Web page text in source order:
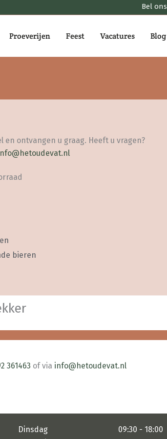
Bel ons
Proeverijen Feest Vacatures Blog
en ontvangen u graag. Heeft u vragen?
bieren
361463 of via info@hetoudevat.nl
Dinsdag
09:30 - 18:00